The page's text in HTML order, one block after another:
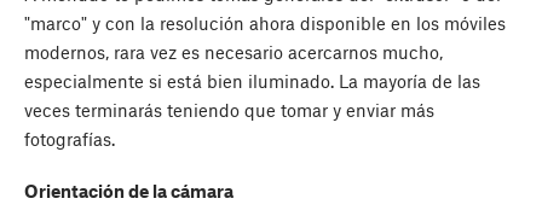
"marco" y con la resolución ahora disponible en los móviles
modernos, rara vez es necesario acercarnos mucho,
especialmente si está bien iluminado. La mayoría de las
veces terminarás teniendo que tomar y enviar más
fotografías.
Orientación de la cámara